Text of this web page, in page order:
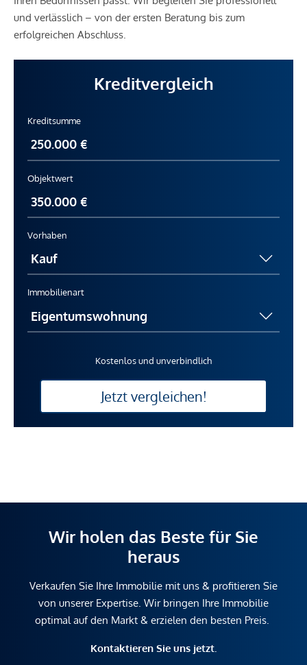
und verlässlich – von der ersten Beratung bis zum
erfolgreichen Abschluss.
Kreditvergleich
Kreditsumme
Objektwert
Vorhaben
Immobilienart
Kostenlos und unverbindlich
Jetzt vergleichen!
Wir holen das Beste für Sie
heraus
Verkaufen Sie Ihre Immobilie mit uns & profitieren Sie
von unserer Expertise. Wir bringen Ihre Immobilie
optimal auf den Markt & erzielen den besten Preis.
Kontaktieren Sie uns jetzt.